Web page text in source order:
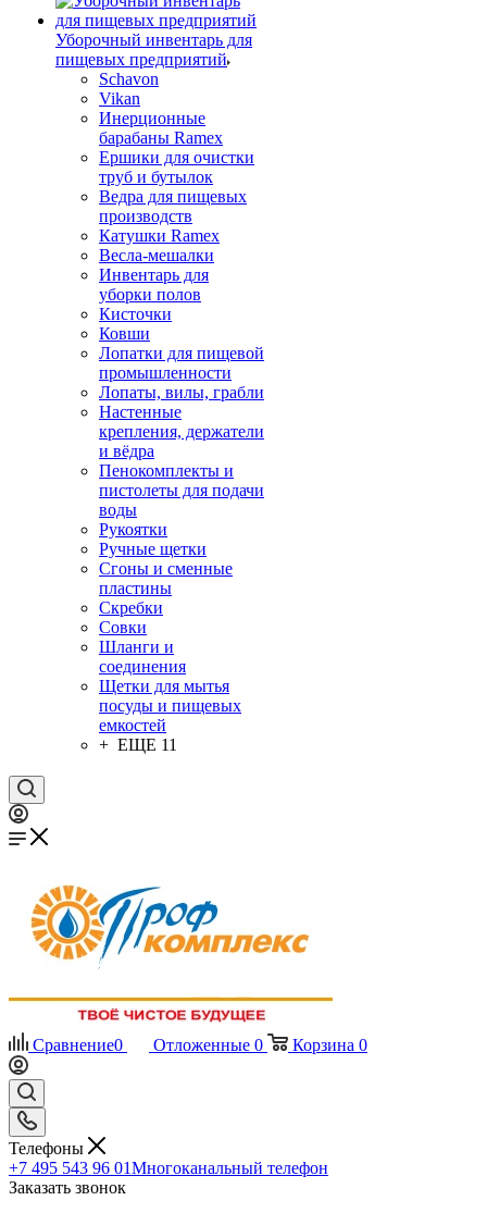
Уборочный инвентарь для
пищевых предприятий
Schavon
Vikan
Инерционные
барабаны Ramex
Ершики для очистки
труб и бутылок
Ведра для пищевых
производств
Катушки Ramex
Весла-мешалки
Инвентарь для
уборки полов
Кисточки
Ковши
Лопатки для пищевой
промышленности
Лопаты, вилы, грабли
Настенные
крепления, держатели
и вёдра
Пенокомплекты и
пистолеты для подачи
воды
Рукоятки
Ручные щетки
Сгоны и сменные
пластины
Скребки
Совки
Шланги и
соединения
Щетки для мытья
посуды и пищевых
емкостей
+ ЕЩЕ 11
Сравнение0 Отложенные 0 Корзина 0
Телефоны
+7 495 543 96 01Многоканальный телефон
Заказать звонок